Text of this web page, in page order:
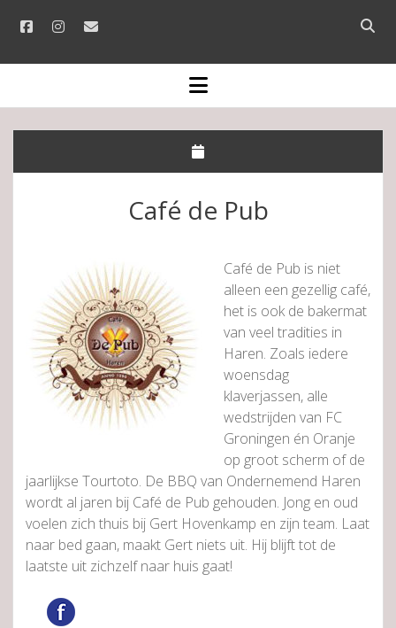
facebookinstagram
email
Open
bar
open
menu
Café de Pub
Café de Pub is niet
alleen een gezellig café,
het is ook de bakermat
van veel tradities in
Haren. Zoals iedere
woensdag
klaverjassen, alle
wedstrijden van FC
Groningen én Oranje
op groot scherm of de
jaarlijkse Tourtoto. De BBQ van Ondernemend Haren
wordt al jaren bij Café de Pub gehouden. Jong en oud
voelen zich thuis bij Gert Hovenkamp en zijn team. Laat
naar bed gaan, maakt Gert niets uit. Hij blijft tot de
laatste uit zichzelf naar huis gaat!